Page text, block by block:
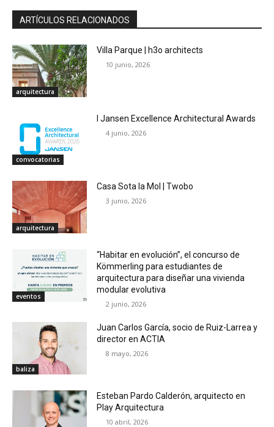
ARTÍCULOS RELACIONADOS
arquitectura
Villa Parque | h3o architects
10 junio, 2026
convocatorias
I Jansen Excellence Architectural Awards
4 junio, 2026
arquitectura
Casa Sota la Mol | Twobo
3 junio, 2026
eventos
“Habitar en evolución”, el concurso de
Kömmerling para estudiantes de
arquitectura para diseñar una vivienda
modular evolutiva
2 junio, 2026
baliza
Juan Carlos García, socio de Ruiz-Larrea y
director en ACTIA
8 mayo, 2026
Esteban Pardo Calderón, arquitecto en
Play Arquitectura
10 abril, 2026